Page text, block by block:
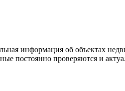
информация об объектах
постоянно проверяются и